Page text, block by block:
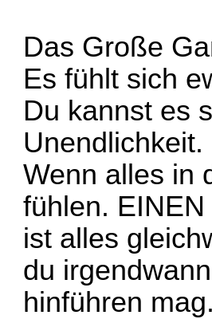
Das Große
Es fühlt sich
Du kannst es
Unendlichkeit.
Wenn alles in
fühlen.
ist alles
du
hinführen mag.